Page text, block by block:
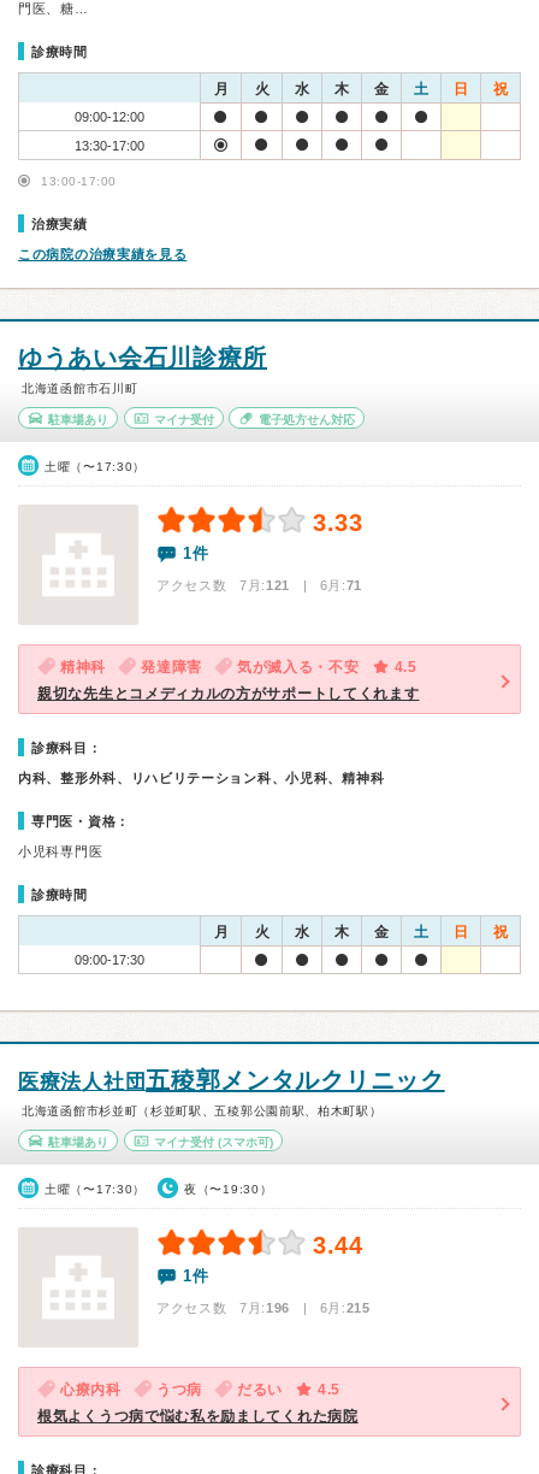
門医、糖…
診療時間
月 火 水 木 金 土 日 祝
09:00-12:00
13:30-17:00
13:00-17:00
治療実績
この病院の治療実績を見る
ゆうあい会石川診療所
北海道函館市石川町
駐車場あり マイナ受付 電子処方せん対応
土曜（〜17:30）
3.33
1件
アクセス数 7月:121 | 6月:71
精神科 発達障害 気が滅入る・不安
4.5
親切な先生とコメディカルの方がサポートしてくれます
診療科目：
内科、整形外科、リハビリテーション科、小児科、精神科
専門医・資格：
小児科専門医
診療時間
月 火 水 木 金 土 日 祝
09:00-17:30
医療法人社団五稜郭メンタルクリニック
北海道函館市杉並町（杉並町駅、五稜郭公園前駅、柏木町駅）
駐車場あり マイナ受付(スマホ可)
土曜（〜17:30） 夜（〜19:30）
3.44
1件
アクセス数 7月:196 | 6月:215
心療内科 うつ病 だるい
4.5
根気よくうつ病で悩む私を励ましてくれた病院
診療科目：